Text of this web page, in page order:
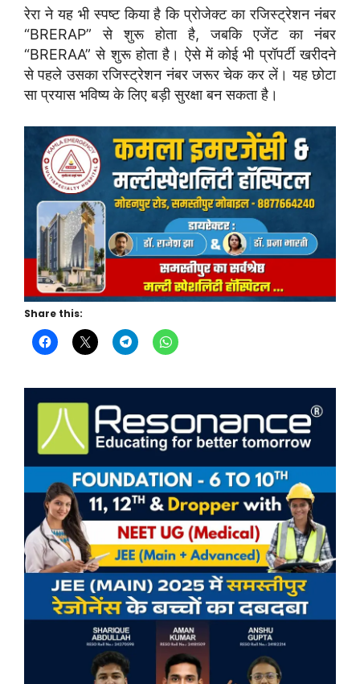
रेरा ने यह भी स्पष्ट किया है कि प्रोजेक्ट का रजिस्ट्रेशन नंबर
“BRERAP” से शुरू होता है, जबकि एजेंट का नंबर
“BRERAA” से शुरू होता है। ऐसे में कोई भी प्रॉपर्टी खरीदने
से पहले उसका रजिस्ट्रेशन नंबर जरूर चेक कर लें। यह छोटा
सा प्रयास भविष्य के लिए बड़ी सुरक्षा बन सकता है।
Share this: